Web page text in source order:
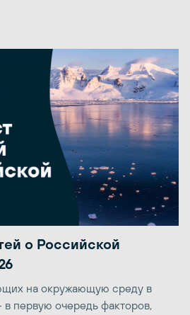
о Российской
на окружающую среду в
в первую очередь факторов,